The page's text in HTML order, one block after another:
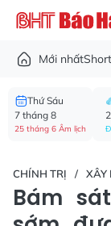
Mới nhất
Thứ Sáu
7 tháng 8
25 tháng 6 Âm lịch
CHÍNH TRỊ XÂY
Bám